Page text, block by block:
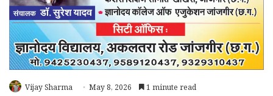
Vijay Sharma May 8, 2026 1 minute read